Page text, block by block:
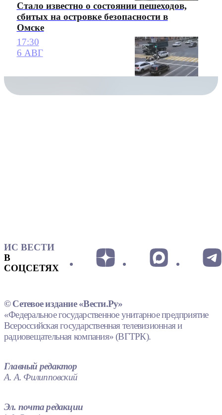
Стало известно о состоянии пешеходов,
сбитых на островке безопасности в
Омске
17:30
6 АВГ
ИС ВЕСТИ
В
СОЦСЕТЯХ
© Сетевое издание «Вести.Ру»
«Федеральное государственное унитарное предприятие
Всероссийская государственная телевизионная и
радиовещательная компания» (ВГТРК).
Главный редактор
А. А. Филипповский
Эл. почта редакции